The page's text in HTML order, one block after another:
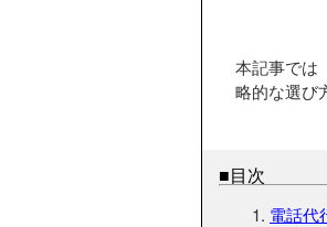
本記事では
略的な選び
■目次
電話代